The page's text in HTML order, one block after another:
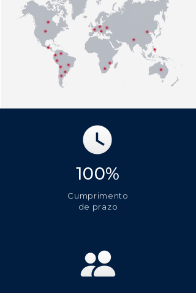
100%
Cumprimento
de prazo